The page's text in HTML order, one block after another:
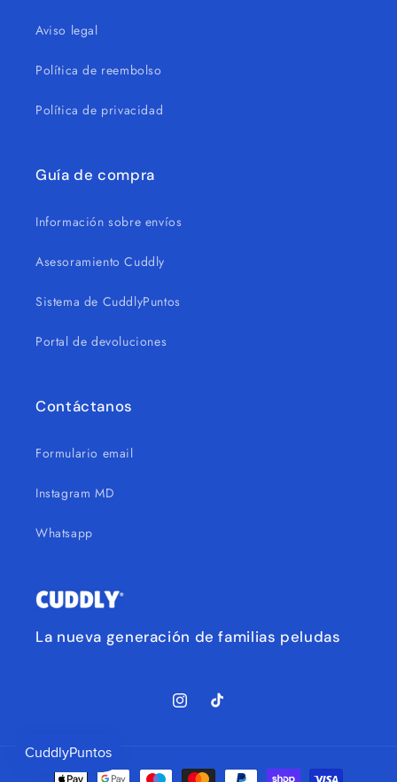
Aviso legal
Política de reembolso
Política de privacidad
Guía de compra
Información sobre envíos
Asesoramiento Cuddly
Sistema de CuddlyPuntos
Portal de devoluciones
Contáctanos
Formulario email
Instagram MD
Whatsapp
La nueva generación de familias peludas
InstagramTikTok
Formas